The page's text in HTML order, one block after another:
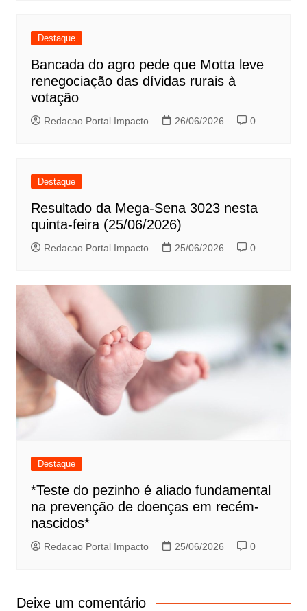
Destaque
Bancada do agro pede que Motta leve
renegociação das dívidas rurais à
votação
Redacao Portal Impacto 26/06/2026 0
Destaque
Resultado da Mega-Sena 3023 nesta
quinta-feira (25/06/2026)
Redacao Portal Impacto 25/06/2026 0
Destaque
*Teste do pezinho é aliado fundamental
na prevenção de doenças em recém-
nascidos*
Redacao Portal Impacto 25/06/2026 0
Deixe um comentário